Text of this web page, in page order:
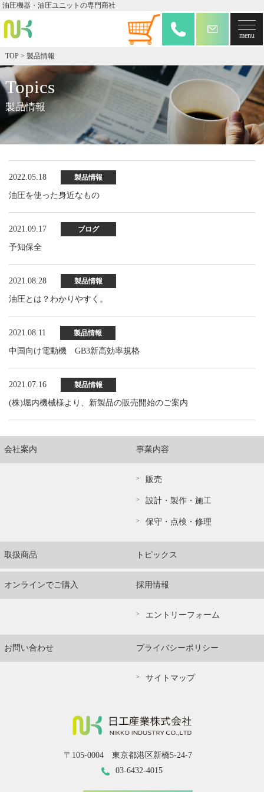
油圧機器・油圧ユニットの専門商社
TOP> 製品情報
Topics
製品情報
2022.05.18 製品情報
油圧を使った身近なもの
2021.09.17 ブログ
予知保全
2021.08.28 製品情報
油圧とは？わかりやすく。
2021.08.11 製品情報
中国向け電動機 GB3新高効率規格
2021.07.16 製品情報
(株)堀内機械様より、新製品の販売開始のご案内
会社案内 事業内容
販売
設計・製作・施工
保守・点検・修理
取扱商品 トピックス
オンラインでご購入 採用情報
エントリーフォーム
お問い合わせ プライバシーポリシー
サイトマップ
〒105-0004 東京都港区新橋5-24-7
03-6432-4015